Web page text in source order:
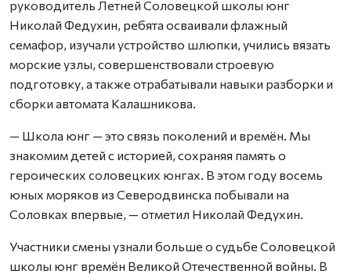
руководитель Летней Соловецкой школы юнг
Николай Федухин, ребята осваивали флажный
семафор, изучали устройство шлюпки, учились вязать
морские узлы, совершенствовали строевую
подготовку, а также отрабатывали навыки разборки и
сборки автомата Калашникова.
— Школа юнг — это связь поколений и времён. Мы
знакомим детей с историей, сохраняя память о
героических соловецких юнгах. В этом году восемь
юных моряков из Северодвинска побывали на
Соловках впервые, — отметил Николай Федухин.
Участники смены узнали больше о судьбе Соловецкой
школы юнг времён Великой Отечественной войны. В